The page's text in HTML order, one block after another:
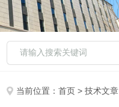
当前位置：首页 >技术文章